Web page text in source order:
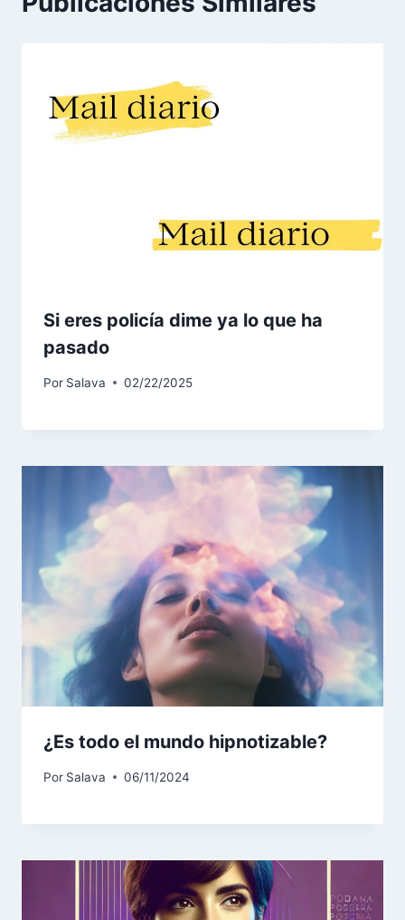
Si eres policía dime ya lo que ha
pasado
Por Salava 02/22/2025
¿Es todo el mundo hipnotizable?
Por Salava 06/11/2024